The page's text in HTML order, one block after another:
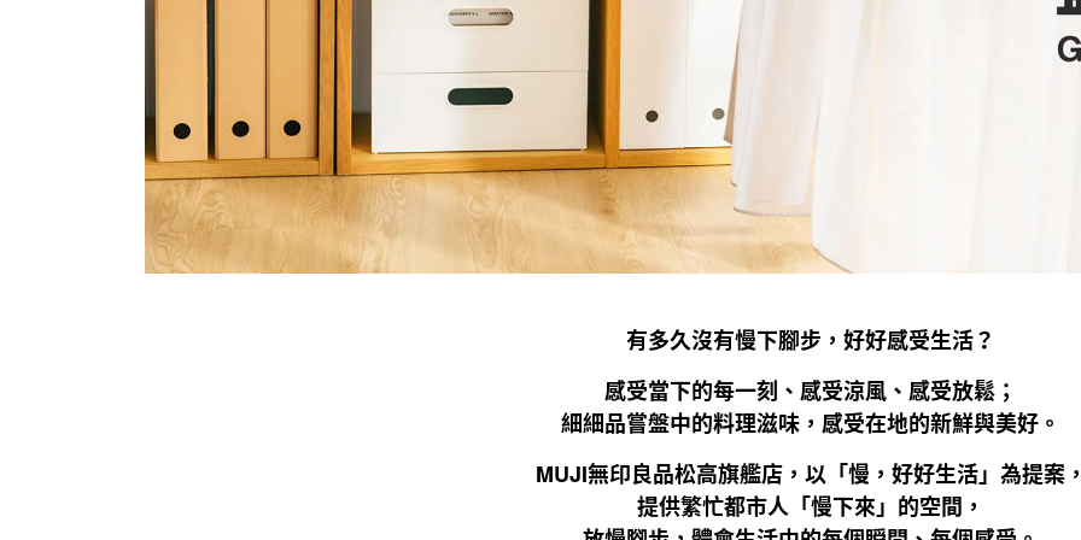
有多久沒有慢下腳步，好好感受生活？
感受當下的每一刻、感受涼風、感受放鬆；
細細品嘗盤中的料理滋味，感受在地的新鮮與美好。
MUJI無印良品松高旗艦店，以「慢，好好生活」為提案
提供繁忙都市人「慢下來」的空間，